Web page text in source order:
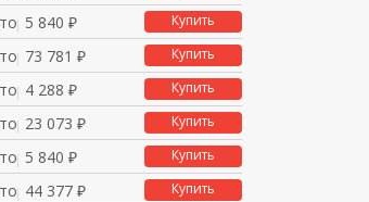
27
5 840 ₽ Купить
27
73 781 ₽ Купить
40
4 288 ₽ Купить
42
23 073 ₽ Купить
47
5 840 ₽ Купить
20
44 377 ₽ Купить